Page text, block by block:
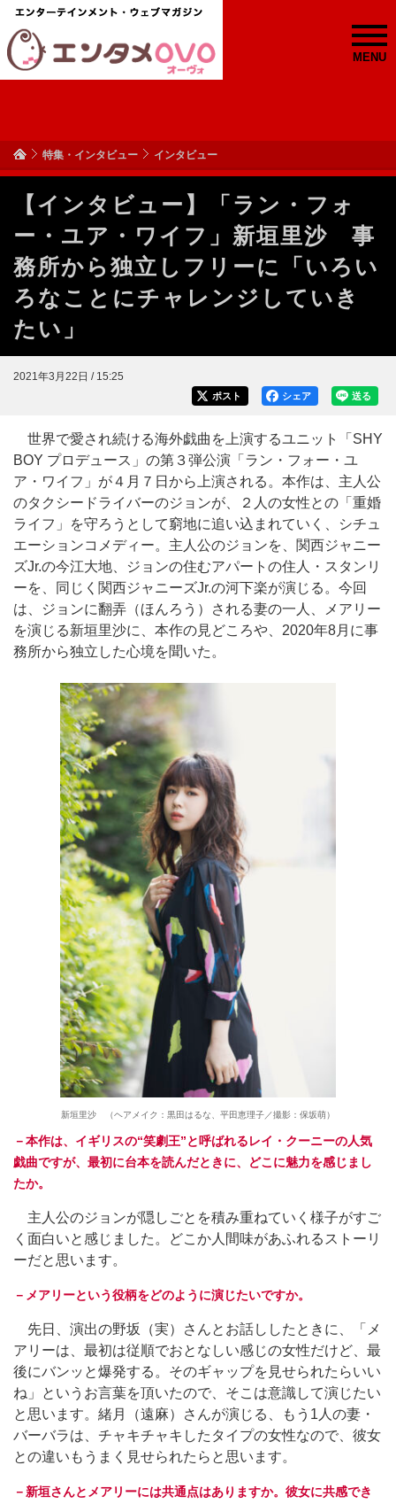
MENU
特集・インタビュー インタビュー
【インタビュー】「ラン・フォ
ー・ユア・ワイフ」新垣里沙 事
務所から独立しフリーに「いろい
ろなことにチャレンジしていき
たい」
2021年3月22日 / 15:25
送る
シェア
ポスト
世界で愛され続ける海外戯曲を上演するユニット「SHY
BOY プロデュース」の第３弾公演「ラン・フォー・ユ
ア・ワイフ」が４月７日から上演される。本作は、主人公
のタクシードライバーのジョンが、２人の女性との「重婚
ライフ」を守ろうとして窮地に追い込まれていく、シチュ
エーションコメディー。主人公のジョンを、関西ジャニー
ズJr.の今江大地、ジョンの住むアパートの住人・スタンリ
ーを、同じく関西ジャニーズJr.の河下楽が演じる。今回
は、ジョンに翻弄（ほんろう）される妻の一人、メアリー
を演じる新垣里沙に、本作の見どころや、2020年8月に事
務所から独立した心境を聞いた。
新垣里沙 （ヘアメイク：黒田はるな、平田恵理子／撮影：保坂萌）
－本作は、イギリスの“笑劇王”と呼ばれるレイ・クーニーの人気
戯曲ですが、最初に台本を読んだときに、どこに魅力を感じまし
たか。
主人公のジョンが隠しごとを積み重ねていく様子がすご
く面白いと感じました。どこか人間味があふれるストーリ
ーだと思います。
－メアリーという役柄をどのように演じたいですか。
先日、演出の野坂（実）さんとお話ししたときに、「メ
アリーは、最初は従順でおとなしい感じの女性だけど、最
後にバンッと爆発する。そのギャップを見せられたらいい
ね」というお言葉を頂いたので、そこは意識して演じたい
と思います。緒月（遠麻）さんが演じる、もう1人の妻・
バーバラは、チャキチャキしたタイプの女性なので、彼女
との違いもうまく見せられたらと思います。
－新垣さんとメアリーには共通点はありますか。彼女に共感でき